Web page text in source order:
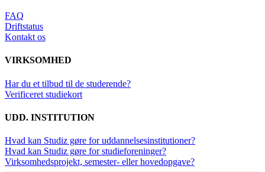
FAQ
Driftstatus
Kontakt os
VIRKSOMHED
Har du et tilbud til de studerende?
Verificeret studiekort
UDD. INSTITUTION
Hvad kan Studiz gøre for uddannelsesinstitutioner?
Hvad kan Studiz gøre for studieforeninger?
Virksomhedsprojekt, semester- eller hovedopgave?